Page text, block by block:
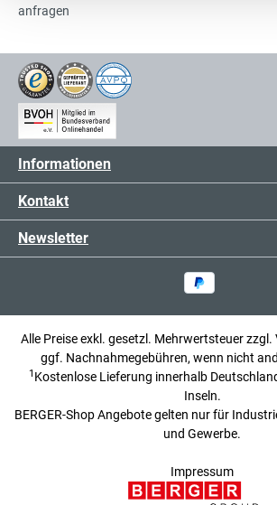
anfragen
Informationen
Kontakt
Newsletter
Alle Preise exkl. gesetzl. Mehrwertsteuer zzgl.
ggf. Nachnahmegebühren, wenn nicht
1 Kostenlose Lieferung innerhalb
Inseln.
BERGER-Shop Angebote gelten nur für
und Gewerbe.
Impressum